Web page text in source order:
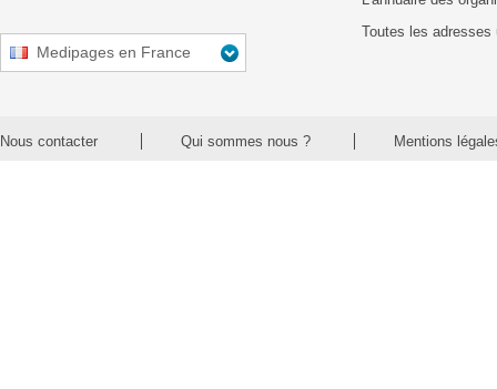
Medipages en France
Toutes les adresses
Nous contacter Qui sommes nous ? Mentions